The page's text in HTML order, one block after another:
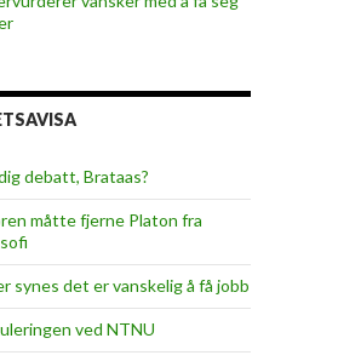
debatt, Brataas?
måtte fjerne Platon fra
synes det er vanskelig å få jobb
ved NTNU